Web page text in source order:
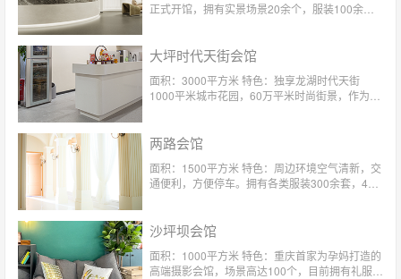
正式开馆，拥有实景场景20余个，服装100余
大坪时代天街会馆
面积：3000平方米 特色：独享龙湖时代天街
1000平米城市花园，60万平米时尚街景，作为玛
儿童天堂定制礼服，每季度更新。
两路会馆
面积：1500平方米 特色：周边环境空气清新，交
通便利，方便停车。拥有各类服装300余套，4对
沙坪坝会馆
面积：1000平方米 特色：重庆首家为孕妈打造的
高端摄影会馆，场景高达100个，目前拥有礼服